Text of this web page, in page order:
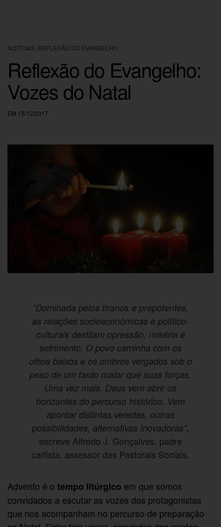
NOTÍCIAS REFLEXÃO DO EVANGELHO
Reflexão do Evangelho:
Vozes do Natal
EM 15/12/2017
“Dominada pelos tiranos e prepotentes,
as relações socioeconômicas e político-
culturais destilam opressão, miséria e
sofrimento. O povo caminha com os
olhos baixos e os ombros vergados sob o
peso de um fardo maior que suas forças.
Uma vez mais, Deus vem abrir os
horizontes do percurso histórico. Vem
apontar distintas veredas, outras
possibilidades, alternativas inovadoras”,
escreve Alfredo J. Gonçalves, padre
carlista, assessor das Pastorais Sociais.
Advento é o tempo litúrgico em que somos
convidados a escutar as vozes dos protagonistas
que nos acompanham no percurso de preparação